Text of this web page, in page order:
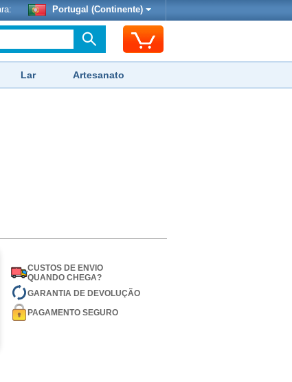
Portugal (Continente)
Lar Artesanato
CUSTOS DE ENVIO
QUANDO CHEGA?
GARANTIA DE DEVOLUÇÃO
PAGAMENTO SEGURO